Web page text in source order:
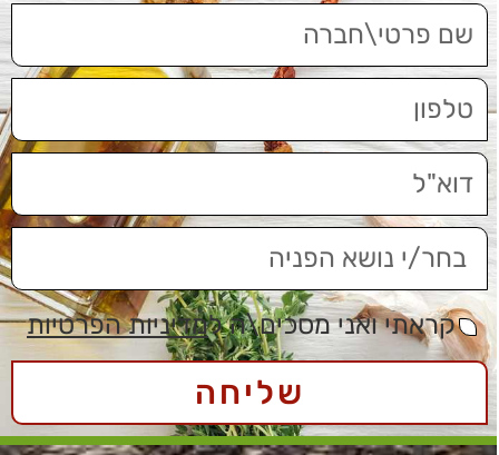
קראתי ואני מסכים\ה למדיניות הפרטיות
שליחה